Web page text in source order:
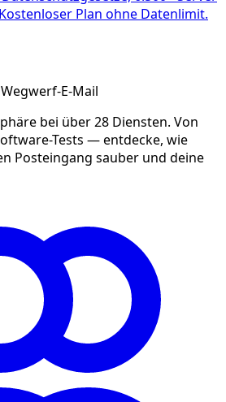
Plan ohne Datenlimit.
E-Mail
bei über 28 Diensten. Von
Tests — entdecke, wie
Posteingang sauber und deine